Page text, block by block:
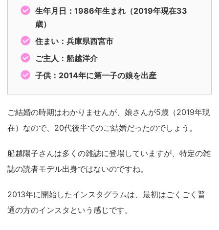
生年月日：1986年生まれ（2019年現在33
歳）
住まい：兵庫県西宮市
ご主人：船越洋介
子供：2014年に第一子の娘を出産
ご結婚の時期はわかりませんが、娘さんが5歳（2019年現
在）なので、20代後半でのご結婚だったのでしょう。
船越陽子さんは多くの雑誌に登場していますが、特定の雑
誌の読者モデル出身ではないのですね。
2013年に開始したインスタグラムは、最初はごくごく普
通の方のインスタという感じです。